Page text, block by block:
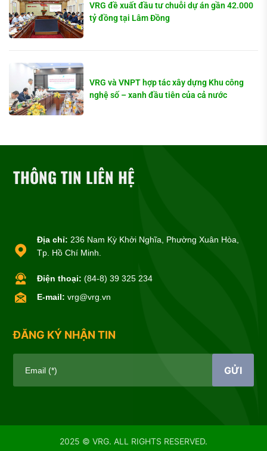
VRG đề xuất đầu tư chuỗi dự án gần 42.000
tỷ đồng tại Lâm Đồng
VRG và VNPT hợp tác xây dựng Khu công
nghệ số – xanh đầu tiên của cả nước
THÔNG TIN LIÊN HỆ
Địa chỉ: 236 Nam Kỳ Khởi Nghĩa, Phường Xuân Hòa,
Tp. Hồ Chí Minh.
Điện thoại: (84-8) 39 325 234
E-mail: vrg@vrg.vn
ĐĂNG KÝ NHẬN TIN
Email (*) GỬI
2025 © VRG. ALL RIGHTS RESERVED.